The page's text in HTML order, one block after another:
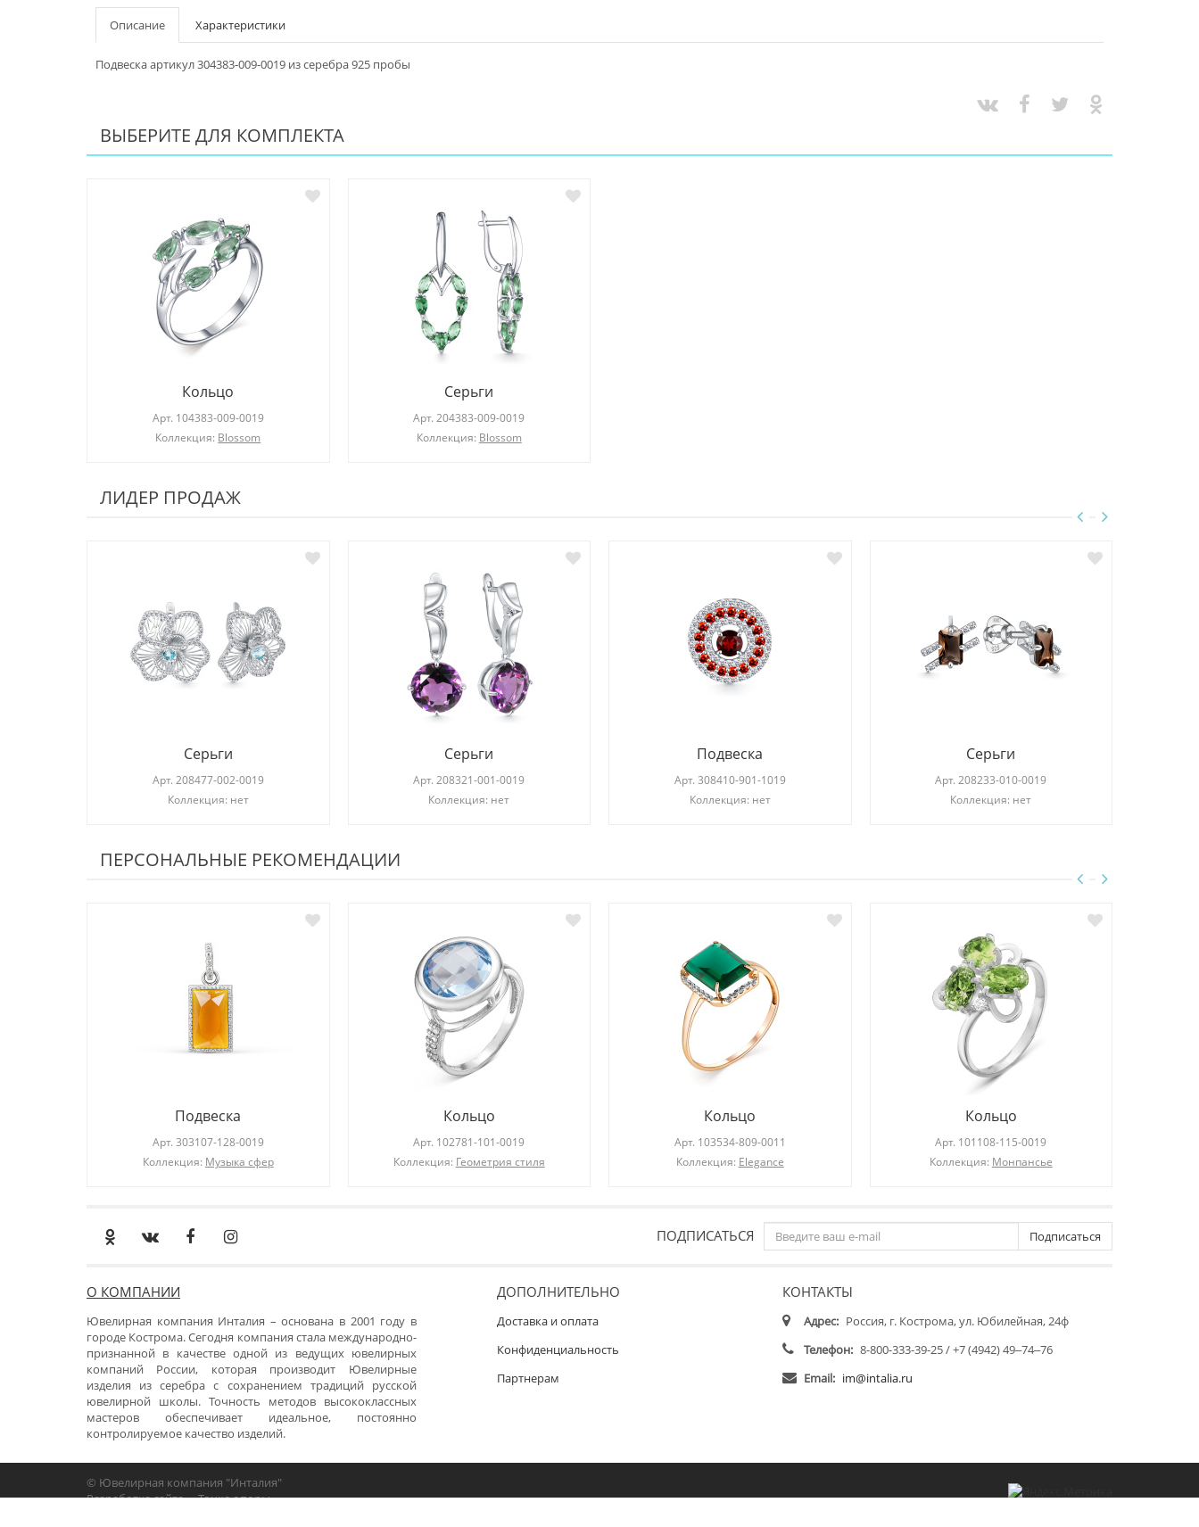
Описание Характеристики
Подвеска артикул 304383-009-0019 из серебра 925 пробы
ВЫБЕРИТЕ ДЛЯ КОМПЛЕКТА
Кольцо
Арт. 104383-009-0019
Коллекция: Blossom
Серьги
Арт.204383-009-0019
Коллекция: Blossom
ЛИДЕР ПРОДАЖ
Серьги
Арт. 208477-002-0019
Коллекция: нет
Серьги
Арт.208321-001-0019
Коллекция: нет
Подвеска
Арт. 308410-901-1019
Коллекция: нет
Серьги
Арт.208233-010-0019
Коллекция: нет
ПЕРСОНАЛЬНЫЕ РЕКОМЕНДАЦИИ
Подвеска
Арт. 303107-128-0019
Коллекция: Музыка сфер
Кольцо
Арт. 102781-101-0019
Коллекция: Геометрия стиля
Кольцо
Арт. 103534-809-0011
Коллекция: Elegance
Кольцо
Арт. 101108-115-0019
Коллекция: Монпансье
ПОДПИСАТЬСЯ Подписаться
О КОМПАНИИ
Ювелирная компания Инталия – основана в 2001 году в
городе Кострома. Сегодня компания стала международно-
признанной в качестве одной из ведущих ювелирных
компаний России, которая производит Ювелирные
изделия из серебра с сохранением традиций русской
ювелирной школы. Точность методов высококлассных
мастеров обеспечивает идеальное, постоянно
контролируемое качество изделий.
ДОПОЛНИТЕЛЬНО
Доставка и оплата
Конфиденциальность
Партнерам
КОНТАКТЫ
Адрес: Россия, г. Кострома, ул. Юбилейная, 24ф
Телефон: 8-800-333-39-25 / +7 (4942) 49‒74‒76
Email: im@intalia.ru
© Ювелирная компания "Инталия"
Разработка сайта -«Точка опоры»